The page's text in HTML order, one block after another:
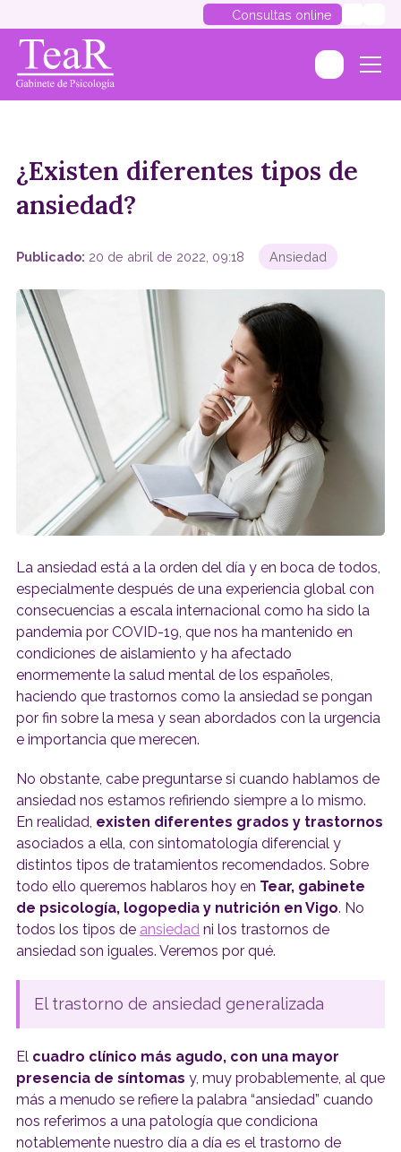
Consultas online
¿Existen diferentes tipos de
ansiedad?
Publicado: 20 de abril de 2022, 09:18 Ansiedad
La ansiedad está a la orden del día y en boca de todos,
especialmente después de una experiencia global con
consecuencias a escala internacional como ha sido la
pandemia por COVID-19, que nos ha mantenido en
condiciones de aislamiento y ha afectado
enormemente la salud mental de los españoles,
haciendo que trastornos como la ansiedad se pongan
por fin sobre la mesa y sean abordados con la urgencia
e importancia que merecen.
No obstante, cabe preguntarse si cuando hablamos de
ansiedad nos estamos refiriendo siempre a lo mismo.
En realidad, existen diferentes grados y trastornos
asociados a ella, con sintomatología diferencial y
distintos tipos de tratamientos recomendados. Sobre
todo ello queremos hablaros hoy en Tear, gabinete
de psicología, logopedia y nutrición en Vigo. No
todos los tipos de ansiedad ni los trastornos de
ansiedad son iguales. Veremos por qué.
El trastorno de ansiedad generalizada
El cuadro clínico más agudo, con una mayor
presencia de síntomas y, muy probablemente, al que
más a menudo se refiere la palabra “ansiedad” cuando
nos referimos a una patología que condiciona
notablemente nuestro día a día es el trastorno de